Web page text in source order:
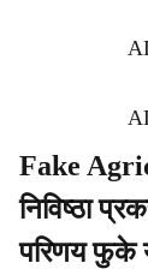
Fake
निविष्ठा
परिणय फुके